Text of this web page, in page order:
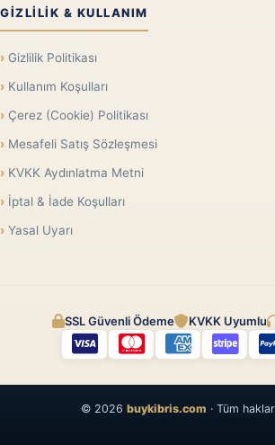
GIZLILIK & KULLANIM
Gizlilik Politikası
Kullanım Koşulları
Çerez (Cookie) Politikası
Mesafeli Satış Sözleşmesi
KVKK Aydınlatma Metni
İptal & İade Koşulları
Yasal Uyarı
SSL Güvenli Ödeme KVKK Uyumlu
© 2026 buykibris.com · Tüm